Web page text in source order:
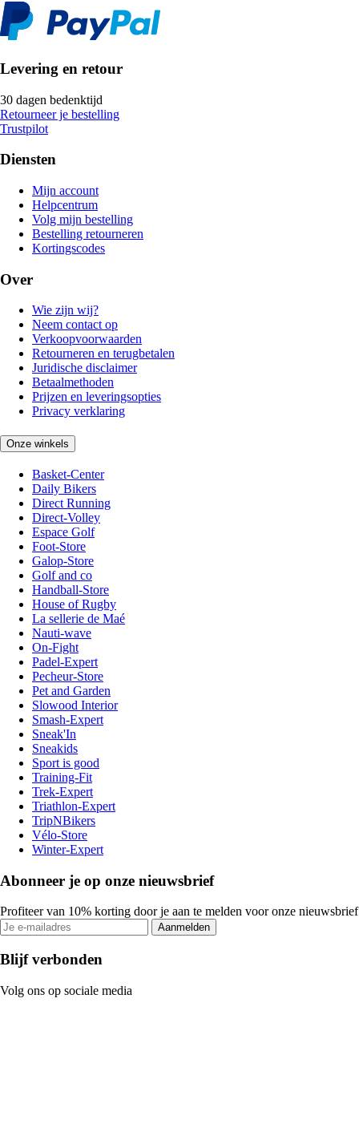
Levering en retour
30 dagen bedenktijd
Retourneer je bestelling
Trustpilot
Diensten
Mijn account
Helpcentrum
Volg mijn bestelling
Bestelling retourneren
Kortingscodes
Over
Wie zijn wij?
Neem contact op
Verkoopvoorwaarden
Retourneren en terugbetalen
Juridische disclaimer
Betaalmethoden
Prijzen en leveringsopties
Privacy verklaring
Onze winkels
Basket-Center
Daily Bikers
Direct Running
Direct-Volley
Espace Golf
Foot-Store
Galop-Store
Golf and co
Handball-Store
House of Rugby
La sellerie de Maé
Nauti-wave
On-Fight
Padel-Expert
Pecheur-Store
Pet and Garden
Slowood Interior
Smash-Expert
Sneak'In
Sneakids
Sport is good
Training-Fit
Trek-Expert
Triathlon-Expert
TripNBikers
Vélo-Store
Winter-Expert
Abonneer je op onze nieuwsbrief
Profiteer van 10% korting door je aan te melden voor onze nieuwsbrief
Aanmelden
Blijf verbonden
Volg ons op sociale media